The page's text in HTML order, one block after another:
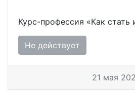
Курс-профессия «Как стать
Не действует
21 мая